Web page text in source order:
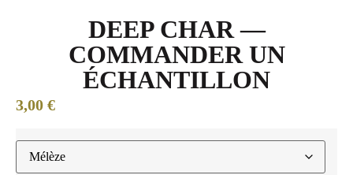
DEEP CHAR —
COMMANDER UN
ÉCHANTILLON
3,00 €